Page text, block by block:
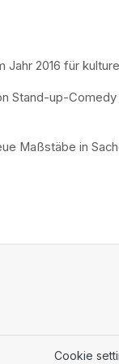
2016 für
Stand-up-
Maßstäbe in
Cookie